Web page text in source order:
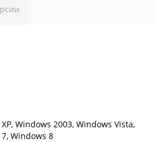
Windows 2003, Windows Vista,
Windows 8